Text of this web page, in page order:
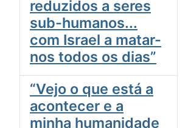
reduzidos a seres
sub-humanos...
com Israel a matar-
nos todos os dias”
“Vejo o que está a
acontecer e a
minha humanidade